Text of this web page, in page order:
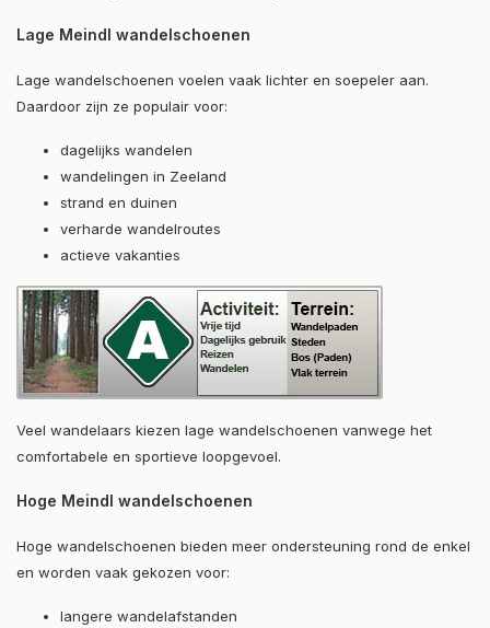
Lage Meindl wandelschoenen
Lage wandelschoenen voelen vaak lichter en soepeler aan.
Daardoor zijn ze populair voor:
dagelijks wandelen
wandelingen in Zeeland
strand en duinen
verharde wandelroutes
actieve vakanties
Veel wandelaars kiezen lage wandelschoenen vanwege het
comfortabele en sportieve loopgevoel.
Hoge Meindl wandelschoenen
Hoge wandelschoenen bieden meer ondersteuning rond de enkel
en worden vaak gekozen voor:
langere wandelafstanden